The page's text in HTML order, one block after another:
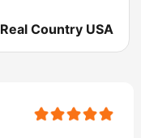
Real Country USA